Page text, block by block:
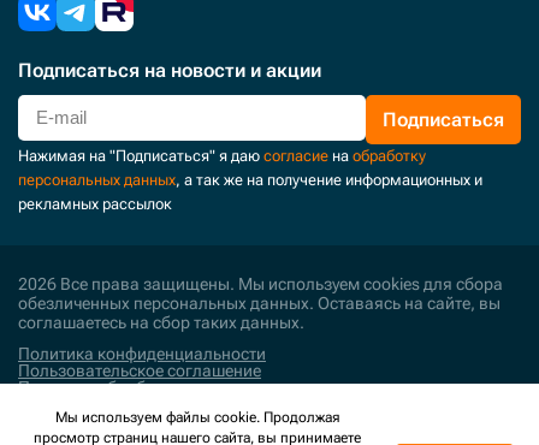
Подписаться на новости и акции
Подписаться
Нажимая на "Подписаться" я даю согласие на обработку
персональных данных, а так же на получение информационных и
рекламных рассылок
2026 Все права защищены. Мы используем cookies для сбора
обезличенных персональных данных. Оставаясь на сайте, вы
соглашаетесь на сбор таких данных.
Политика конфиденциальности
Пользовательское соглашение
Политика обработки персональных данных
Поддержка и развитие
Мы используем файлы cookie. Продолжая
просмотр страниц нашего сайта, вы принимаете